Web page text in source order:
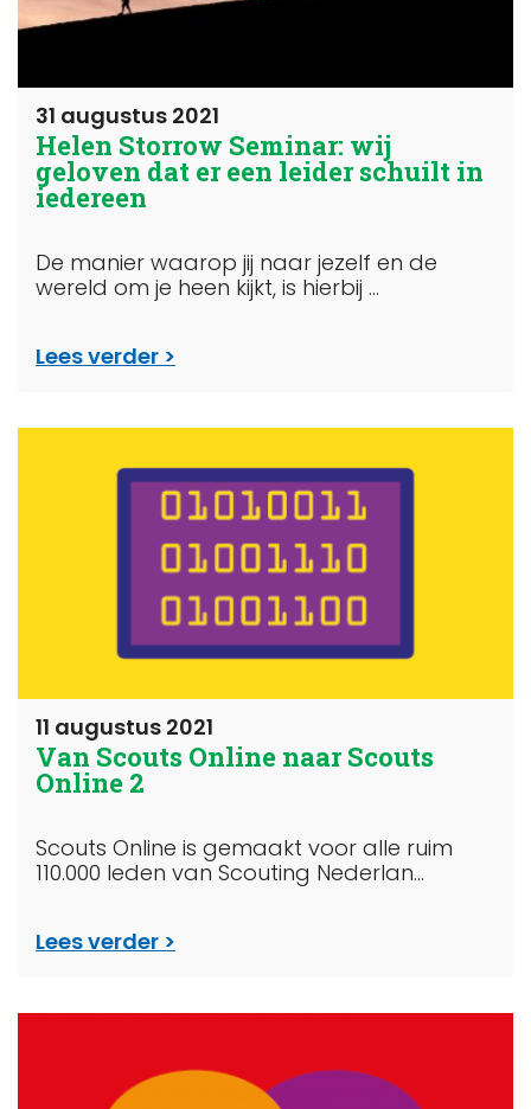
31 augustus 2021
Helen Storrow Seminar: wij
geloven dat er een leider schuilt in
iedereen
De manier waarop jij naar jezelf en de
wereld om je heen kijkt, is hierbij ...
Lees verder
11 augustus 2021
Van Scouts Online naar Scouts
Online 2
Scouts Online is gemaakt voor alle ruim
110.000 leden van Scouting Nederlan...
Lees verder